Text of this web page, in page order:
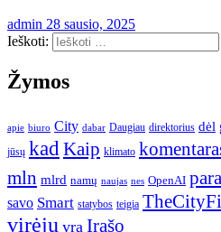
admin 28 sausio, 2025
Ieškoti:
Žymos
apie biuro City dabar Daugiau direktorius dėl
jūsų kad Kaip klimato
mln mlrd namų naujas nes OpenAI
savo Smart statybos teigia
virėjų yra Įrašo